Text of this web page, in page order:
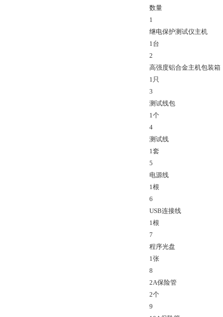
数量
1
继电保护测试仪主机
1台
2
高强度铝合金主机包装箱
1只
3
测试线包
1个
4
测试线
1套
5
电源线
1根
6
USB连接线
1根
7
程序光盘
1张
8
2A保险管
2个
9